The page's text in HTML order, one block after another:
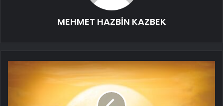
MEHMET HAZBİN KAZBEK